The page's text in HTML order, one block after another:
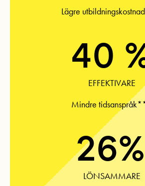
Lägre
40
EFFEKTIVARE
Mindre
26%
LÖNSAMMARE